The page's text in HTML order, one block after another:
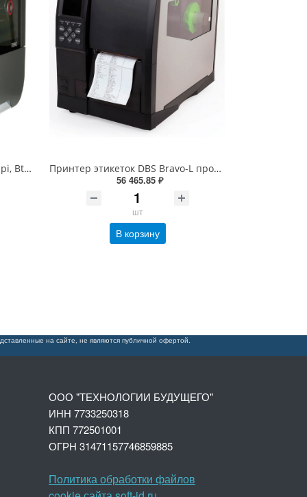
Honeywell HWH PX940, TT, 300dpi, Bt, верификатор, Eth, вн. намотчик, отделитель, датчик наличия этикетки, RTC (PX940V30100060300)
Принтер этикеток DBS Bravo-L промышленный (термотрансферный, 203dpi, 152мм/сек)
56 465.85 ₽
шт
В корзину
на сайте, не являются публичной офертой.
ООО "ТЕХНОЛОГИИ БУДУЩЕГО"
ИНН 7733250318
КПП 772501001
ОГРН 31471157746859885
Политика обработки файлов